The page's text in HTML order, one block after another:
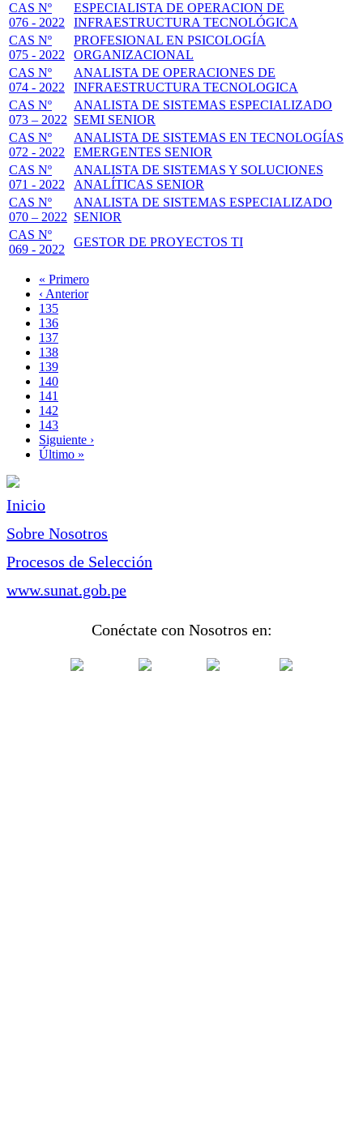
CAS Nº
076 - 2022
ESPECIALISTA DE OPERACION DE
INFRAESTRUCTURA TECNOLÓGICA
CAS Nº
075 - 2022
PROFESIONAL EN PSICOLOGÍA
ORGANIZACIONAL
CAS Nº
074 - 2022
ANALISTA DE OPERACIONES DE
INFRAESTRUCTURA TECNOLOGICA
CAS Nº
073 – 2022
ANALISTA DE SISTEMAS ESPECIALIZADO
SEMI SENIOR
CAS Nº
072 - 2022
ANALISTA DE SISTEMAS EN TECNOLOGÍAS
EMERGENTES SENIOR
CAS Nº
071 - 2022
ANALISTA DE SISTEMAS Y SOLUCIONES
ANALÍTICAS SENIOR
CAS Nº
070 – 2022
ANALISTA DE SISTEMAS ESPECIALIZADO
SENIOR
CAS Nº
069 - 2022
GESTOR DE PROYECTOS TI
Paginación
Primera
página
« Primero
Página
anterior
‹ Anterior
Page
135
Page
136
Page
137
Page
138
Página
actual
139
Page
140
Page
141
Page
142
Page
143
Siguiente
página
Siguiente ›
Última
Último »
Inicio
Sobre Nosotros
Procesos de Selección
www.sunat.gob.pe
Conéctate con Nosotros en: